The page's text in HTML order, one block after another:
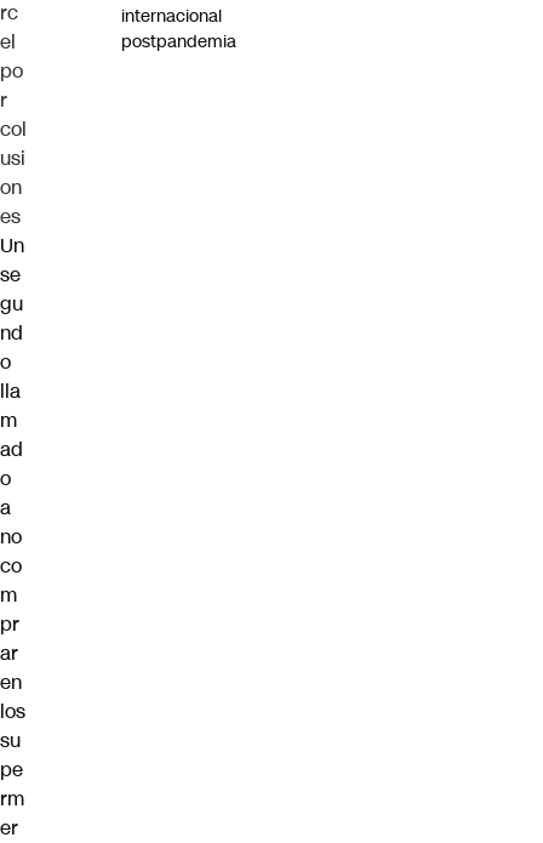
rc
el
po
r
col
usi
on
es
Un
se
gu
nd
o
lla
m
ad
o
a
no
co
m
pr
ar
en
los
su
pe
rm
er
internacional
postpandemia